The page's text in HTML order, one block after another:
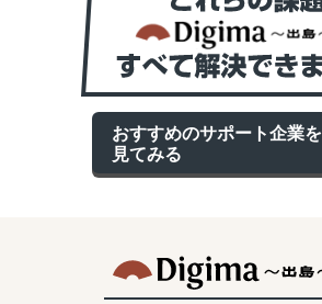
おすすめのサポート企業を
見てみる